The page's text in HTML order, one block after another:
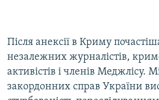
Після анексії в Криму
незалежних журналістів,
активістів і членів Меджлісу.
закордонних справ України